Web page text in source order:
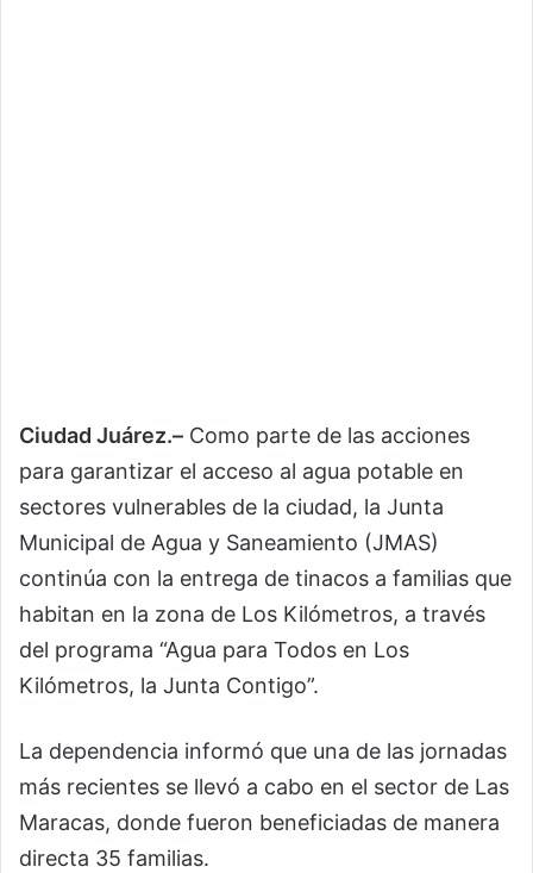
Ciudad Juárez.– Como parte de las acciones
para garantizar el acceso al agua potable en
sectores vulnerables de la ciudad, la Junta
Municipal de Agua y Saneamiento (JMAS)
continúa con la entrega de tinacos a familias que
habitan en la zona de Los Kilómetros, a través
del programa “Agua para Todos en Los
Kilómetros, la Junta Contigo”.
La dependencia informó que una de las jornadas
más recientes se llevó a cabo en el sector de Las
Maracas, donde fueron beneficiadas de manera
directa 35 familias.